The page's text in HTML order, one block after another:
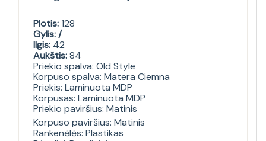
Plotis:128
Gylis: /
Ilgis: 42
Aukštis:84
Priekio spalva: Old Style
Korpuso spalva: Matera Ciemna
Priekis: Laminuota MDP
Korpusas: Laminuota MDP
Priekio paviršius: Matinis
Korpuso paviršius: Matinis
Rankenėlės: Plastikas